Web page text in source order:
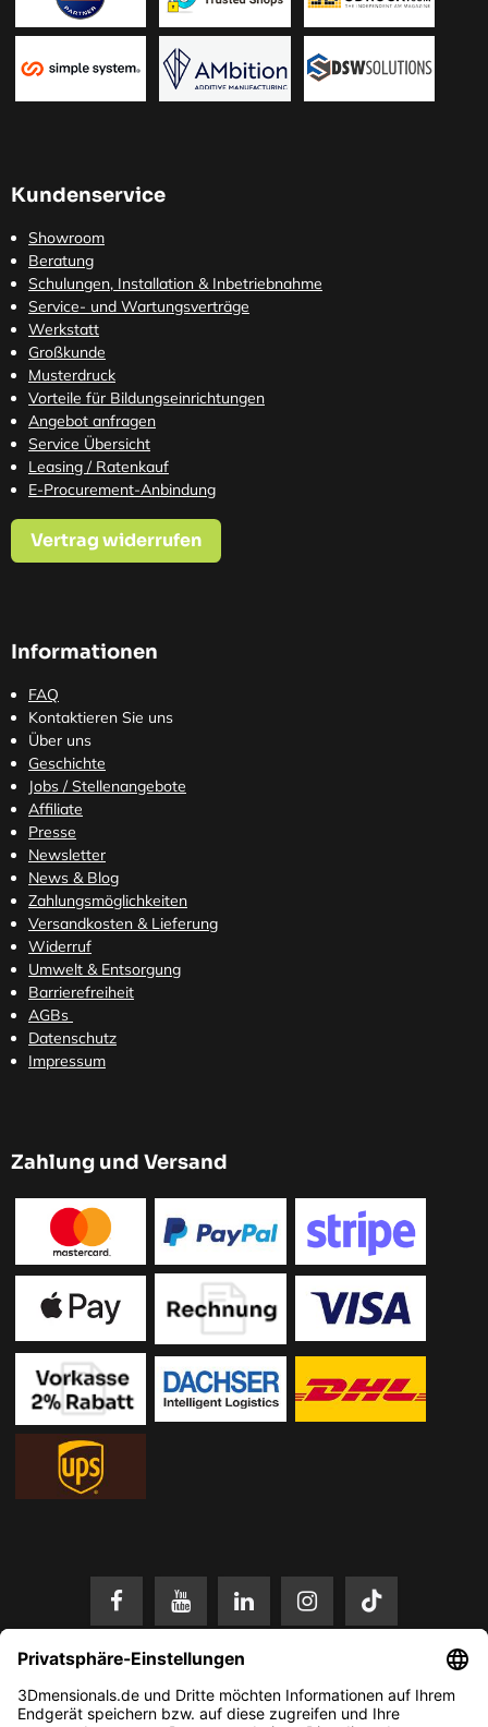
Kundenservice
Showroom
Beratung
Schulungen, Installation & Inbetriebnahme
Service- und Wartungsverträge
Werkstatt
Großkunde
Musterdruck
Vorteile für Bildungseinrichtungen
Angebot anfragen
Service Übersicht
Leasing / Ratenkauf
E-Procurement-Anbindung
Vertrag widerrufen
Informationen
FAQ
Kontaktieren Sie uns
Über uns
Geschichte
Jobs / Stellenangebote
Affiliate
Presse
Newsletter
News & Blog
Zahlungsmöglichkeiten
Versandkosten & Lieferung
Widerruf
Umwelt & Entsorgung
Barrierefreiheit
AGBs
Datenschutz
Impressum
Zahlung und Versand
* Alle Preise in EUR inkl. gesetzl. Mehrwertsteuer zzgl. Versandkosten.
Änderungen und Irrtümer vorbehalten. Nur solange der Vorrat reicht.
© 2026 3Dmensionals / PONTIALIS GmbH & Co. KG - All Rights Reserved.​